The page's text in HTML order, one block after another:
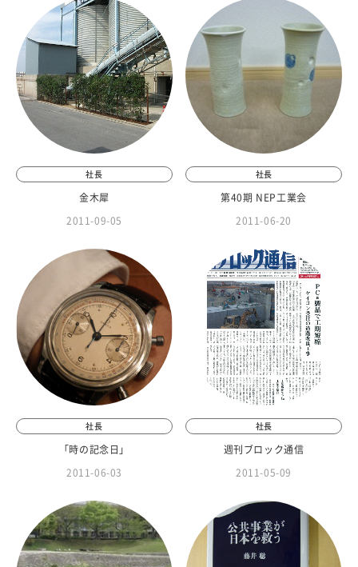
社長
金木犀
2011-09-05
社長
第40期 NEP工業会
2011-06-20
社長
「時の記念日」
2011-06-03
社長
週刊ブロック通信
2011-05-09